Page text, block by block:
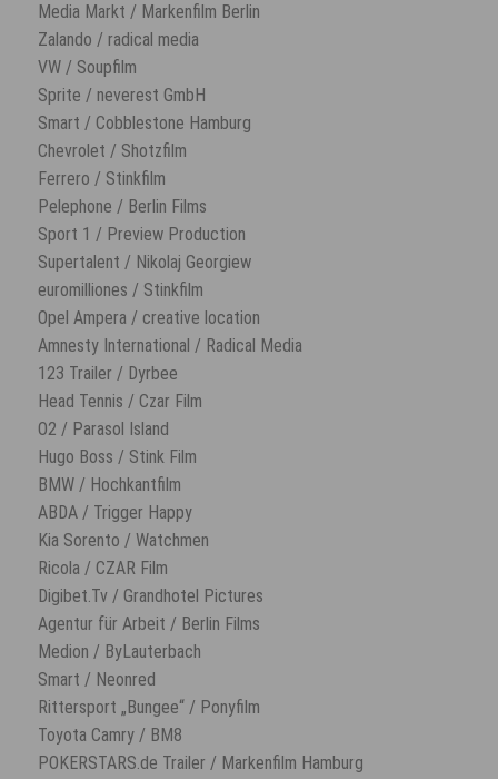
Media Markt / Markenfilm Berlin
Zalando / radical media
VW / Soupfilm
Sprite / neverest GmbH
Smart / Cobblestone Hamburg
Chevrolet / Shotzfilm
Ferrero / Stinkfilm
Pelephone / Berlin Films
Sport 1 / Preview Production
Supertalent / Nikolaj Georgiew
euromilliones / Stinkfilm
Opel Ampera / creative location
Amnesty International / Radical Media
123 Trailer / Dyrbee
Head Tennis / Czar Film
O2 / Parasol Island
Hugo Boss / Stink Film
BMW / Hochkantfilm
ABDA / Trigger Happy
Kia Sorento / Watchmen
Ricola / CZAR Film
Digibet.Tv / Grandhotel Pictures
Agentur für Arbeit / Berlin Films
Medion / ByLauterbach
Smart / Neonred
Rittersport „Bungee“ / Ponyfilm
Toyota Camry / BM8
POKERSTARS.de Trailer / Markenfilm Hamburg